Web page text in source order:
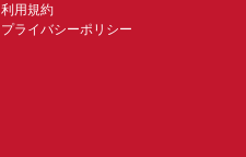
利用規約
プライバシーポリシー